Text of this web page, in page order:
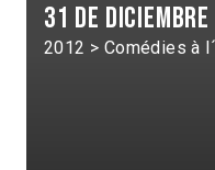
31 de diciembre
2012 > Comédies à